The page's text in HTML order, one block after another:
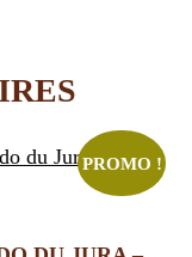
PROMO !